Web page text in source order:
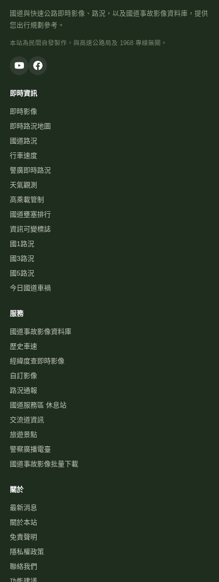
國道與快速公路即時影像、路況，以及國道事故影像資料庫，提供
您出行規劃參考。
本站為民間自發製作，與高速公路局及 1968 專線無關。
即時資訊
即時影像
即時路況地圖
國道路況
行車速度
警廣即時路況
天氣觀測
高乘載管制
國道壅塞排行
資訊可變標誌
國1路況
國3路況
國5路況
今日國道車禍
服務
國道事故影像資料庫
歷史車速
經緯度查即時影像
自訂影像
路況通報
國道服務區 休息站
交流道資訊
旅遊景點
警察廣播電臺
國道事故影像批量下載
關於
最新消息
關於本站
免責聲明
隱私權政策
聯絡我們